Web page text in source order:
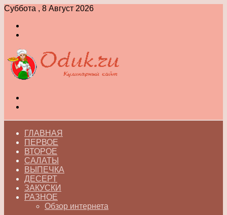
Суббота , 8 Август 2026
ГЛАВНАЯ
ПЕРВОЕ
ВТОРОЕ
САЛАТЫ
ВЫПЕЧКА
ДЕСЕРТ
ЗАКУСКИ
РАЗНОЕ
Обзор интернета